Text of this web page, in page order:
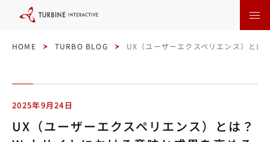
HOME TURBO BLOG UX（ユーザーエクスペリエンス）と
2025年9月24日
UX（ユーザーエクスペリエンス）とは？